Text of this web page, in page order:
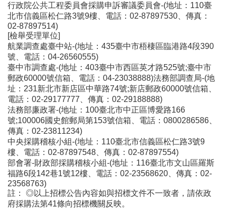
行政院公共工程委員會採購申訴審議委員會-(地址：110臺
北市信義區松仁路3號9樓、電話：02-87897530、傳真：
02-87897514)
[檢舉受理單位]
航業調查處臺中站-(地址：435臺中市梧棲區臨港路4段390
號、電話：04-26560555)
臺中市調查處-(地址：403臺中市西區英才路525號;臺中市
郵政60000號信箱、電話：04-23038888)法務部調查局-(地
址：231新北市新店區中華路74號;新店郵政60000號信箱、
電話：02-29177777、傳真：02-29188888)
法務部廉政署-(地址：100臺北市中正區博愛路166
號;100006國史館郵局第153號信箱、電話：0800286586、
傳真：02-23811234)
中央採購稽核小組-(地址：110臺北市信義區松仁路3號9
樓、電話：02-87897548、傳真：02-87897554)
部會署-財政部採購稽核小組-(地址：116臺北市文山區羅斯
福路6段142巷1號12樓、電話：02-23568620、傳真：02-
23568763)
註： ◎以上招標公告內容如與招標文件不一致者，請依政
府採購法第41條向招標機關反映。